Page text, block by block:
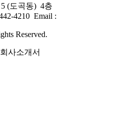
(도곡동) 4층
4210 Email :
Reserved.
사소개서